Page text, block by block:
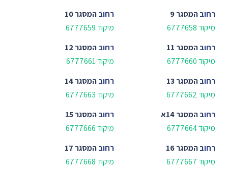
רחובהמסגר 9
מיקוד 6777658
רחובהמסגר 10
מיקוד 6777659
רחובהמסגר 11
מיקוד 6777660
רחובהמסגר 12
מיקוד 6777661
רחובהמסגר 13
מיקוד 6777662
רחובהמסגר 14
מיקוד 6777663
רחובהמסגר 14א
מיקוד 6777664
רחובהמסגר 15
מיקוד 6777666
רחובהמסגר 16
מיקוד 6777667
רחובהמסגר 17
מיקוד 6777668